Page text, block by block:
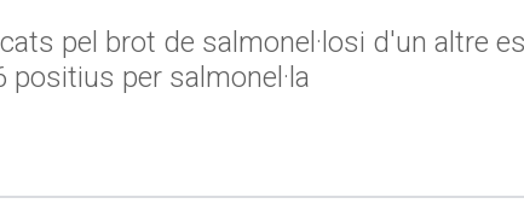
pel brot de salmonel·losi d'un altre
positius per salmonel·la